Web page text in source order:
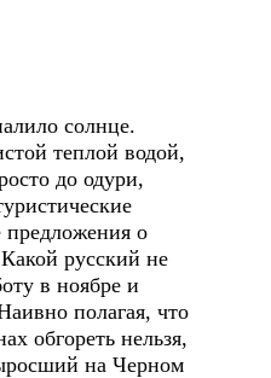
солнце.
теплой водой,
до одури,
о
русский не
в ноябре и
полагая, что
обгореть нельзя,
на Черном